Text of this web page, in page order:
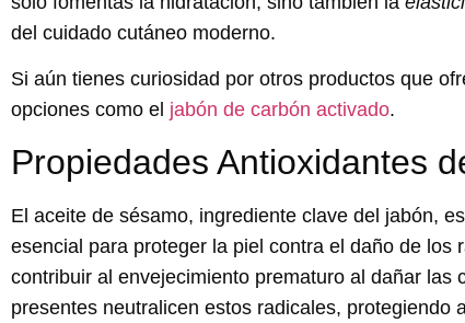
del cuidado cutáneo moderno.
Si aún tienes curiosidad por otros productos que
opciones como el jabón de carbón activado.
Propiedades Antioxidantes
El aceite de sésamo, ingrediente clave del jabón,
esencial para proteger la piel contra el daño de
contribuir al envejecimiento prematuro al dañar
presentes neutralicen estos radicales,